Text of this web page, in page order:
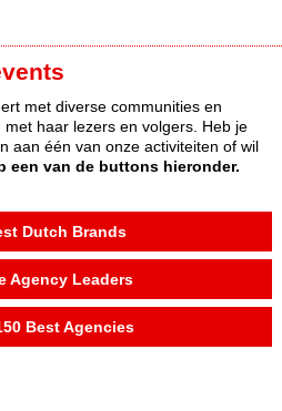
met diverse communities en
haar lezers en volgers. Heb je
aan één van onze activiteiten of wil
een van de buttons hieronder.
Dutch Brands
Agency Leaders
Best Agencies